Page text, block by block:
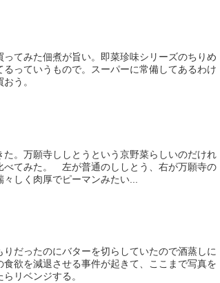
てみた佃煮が旨い。即菜珍味シリーズのちりめ
っていうもので。スーパーに常備してあるわけ
う。
。万願寺ししとうという京野菜らしいのだけれ
べてみた。 左が普通のししとう、右が万願寺の
しく肉厚でピーマンみたい...
だったのにバターを切らしていたので酒蒸しに
欲を減退させる事件が起きて、ここまで写真を
リベンジする。